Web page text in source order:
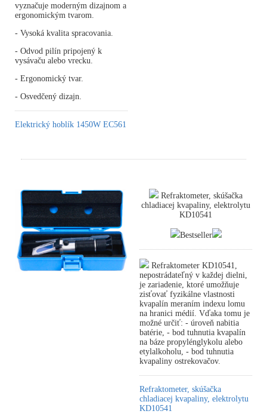
vyznačuje moderným dizajnom a
ergonomickým tvarom.
- Vysoká kvalita spracovania.
- Odvod pilín pripojený k
vysávaču alebo vrecku.
- Ergonomický tvar.
- Osvedčený dizajn.
Elektrický hoblík 1450W EC561
Refraktometer, skúšačka
chladiacej kvapaliny, elektrolytu
KD10541
Bestseller
Refraktometer KD10541,
nepostrádateľný v každej dielni,
je zariadenie, ktoré umožňuje
zisťovať fyzikálne vlastnosti
kvapalín meraním indexu lomu
na hranici médií. Vďaka tomu je
možné určiť: - úroveň nabitia
batérie, - bod tuhnutia kvapalín
na báze propylénglykolu alebo
etylalkoholu, - bod tuhnutia
kvapaliny ostrekovačov.
Refraktometer, skúšačka
chladiacej kvapaliny, elektrolytu
KD10541